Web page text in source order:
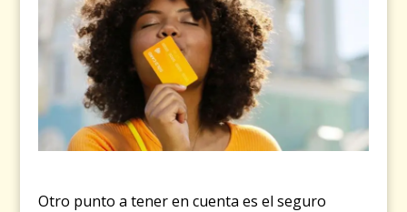
Otro punto a tener en cuenta es el seguro